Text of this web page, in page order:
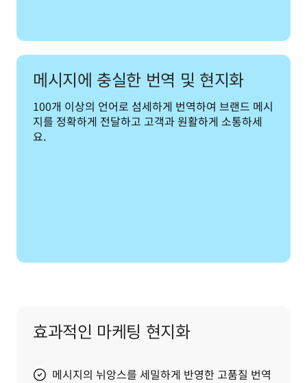
메시지에 충실한 번역 및 현지화
100개 이상의 언어로 섬세하게 번역하여 브랜드 메시
지를 정확하게 전달하고 고객과 원활하게 소통하세
요.
효과적인 마케팅 현지화
메시지의 뉘앙스를 세밀하게 반영한 고품질 번역